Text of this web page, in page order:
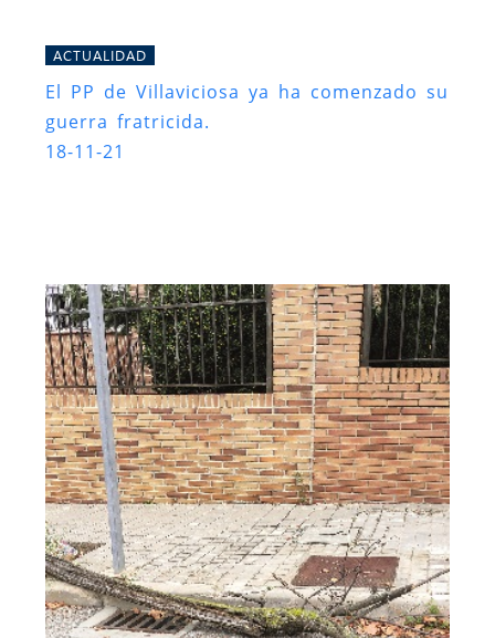
ACTUALIDAD
El PP de Villaviciosa ya ha comenzado su
guerra fratricida.
18-11-21